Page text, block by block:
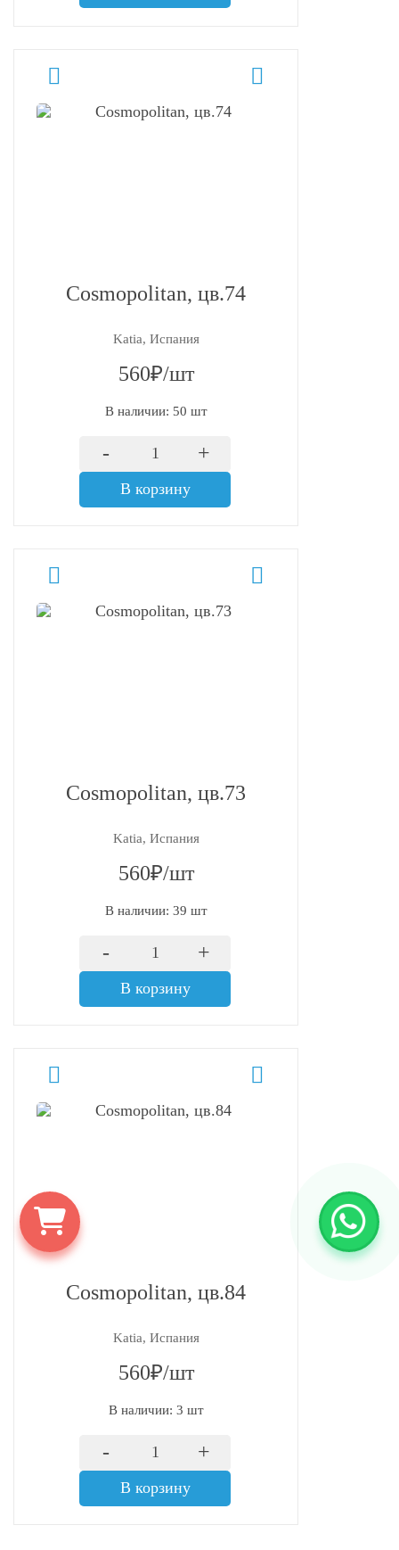
Cosmopolitan, цв.74
Katia, Испания
560₽/шт
В наличии: 50 шт
- +
В корзину
Cosmopolitan, цв.73
Katia, Испания
560₽/шт
В наличии: 39 шт
- +
В корзину
Cosmopolitan, цв.84
Katia, Испания
560₽/шт
В наличии: 3 шт
- +
В корзину